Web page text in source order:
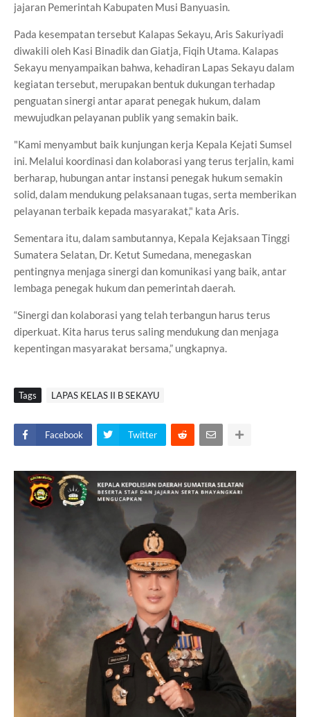
jajaran Pemerintah Kabupaten Musi Banyuasin.
Pada kesempatan tersebut Kalapas Sekayu, Aris Sakuriyadi
diwakili oleh Kasi Binadik dan Giatja, Fiqih Utama. Kalapas
Sekayu menyampaikan bahwa, kehadiran Lapas Sekayu dalam
kegiatan tersebut, merupakan bentuk dukungan terhadap
penguatan sinergi antar aparat penegak hukum, dalam
mewujudkan pelayanan publik yang semakin baik.
"Kami menyambut baik kunjungan kerja Kepala Kejati Sumsel
ini. Melalui koordinasi dan kolaborasi yang terus terjalin, kami
berharap, hubungan antar instansi penegak hukum semakin
solid, dalam mendukung pelaksanaan tugas, serta memberikan
pelayanan terbaik kepada masyarakat," kata Aris.
Sementara itu, dalam sambutannya, Kepala Kejaksaan Tinggi
Sumatera Selatan, Dr. Ketut Sumedana, menegaskan
pentingnya menjaga sinergi dan komunikasi yang baik, antar
lembaga penegak hukum dan pemerintah daerah.
“Sinergi dan kolaborasi yang telah terbangun harus terus
diperkuat. Kita harus terus saling mendukung dan menjaga
kepentingan masyarakat bersama,” ungkapnya.
Tags LAPAS KELAS II B SEKAYU
Facebook Twitter